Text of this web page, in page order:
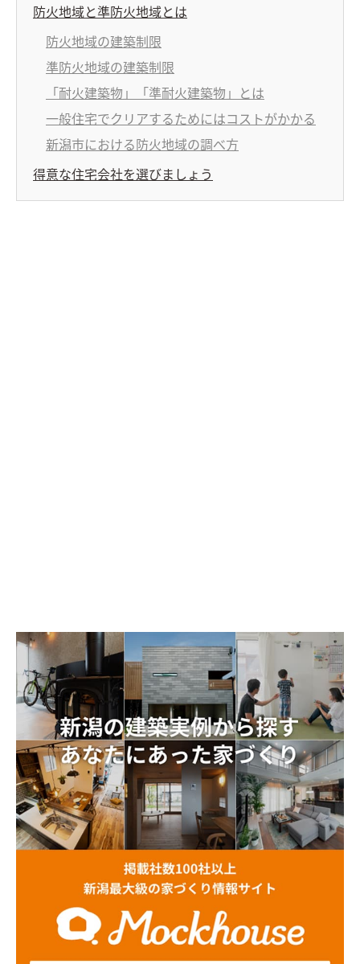
防火地域と準防火地域とは
防火地域の建築制限
準防火地域の建築制限
「耐火建築物」「準耐火建築物」とは
一般住宅でクリアするためにはコストがかかる
新潟市における防火地域の調べ方
得意な住宅会社を選びましょう